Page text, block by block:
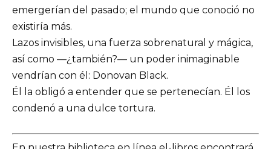
emergerían del pasado; el mundo que conoció no
existiría más.
Lazos invisibles, una fuerza sobrenatural y mágica,
así como —¿también?— un poder inimaginable
vendrían con él: Donovan Black.
Él la obligó a entender que se pertenecían. Él los
condenó a una dulce tortura.